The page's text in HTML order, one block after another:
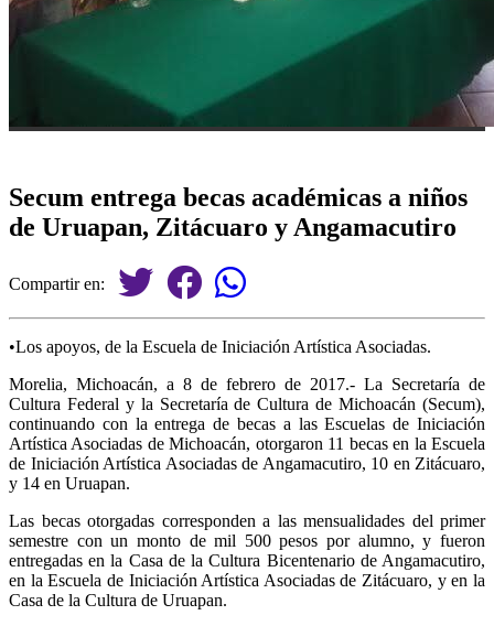
Secum entrega becas académicas a niños
de Uruapan, Zitácuaro y Angamacutiro
Compartir en:
•Los apoyos, de la Escuela de Iniciación Artística Asociadas.
Morelia, Michoacán, a 8 de febrero de 2017.- La Secretaría de
Cultura Federal y la Secretaría de Cultura de Michoacán (Secum),
continuando con la entrega de becas a las Escuelas de Iniciación
Artística Asociadas de Michoacán, otorgaron 11 becas en la Escuela
de Iniciación Artística Asociadas de Angamacutiro, 10 en Zitácuaro,
y 14 en Uruapan.
Las becas otorgadas corresponden a las mensualidades del primer
semestre con un monto de mil 500 pesos por alumno, y fueron
entregadas en la Casa de la Cultura Bicentenario de Angamacutiro,
en la Escuela de Iniciación Artística Asociadas de Zitácuaro, y en la
Casa de la Cultura de Uruapan.